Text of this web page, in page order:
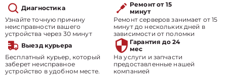
Диагностика
Узнайте точную причину
неисправности вашего
устройства через 30 минут
Ремонт от 15
минут
Ремонт серверов занимает от 15
минут до нескольких дней в
зависимости от поломки
Выезд курьера
Бесплатный курьер, который
заберет неисправное
устройство в удобном месте.
Гарантия до 24
мес
На услуги и запчасти
предоставленные нашей
компанией